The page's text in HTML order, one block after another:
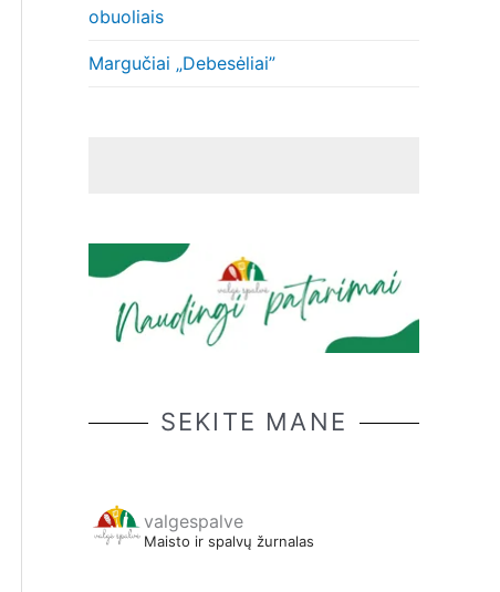
obuoliais
Margučiai „Debesėliai”
SEKITE MANE
valgespalve
Maisto ir spalvų žurnalas